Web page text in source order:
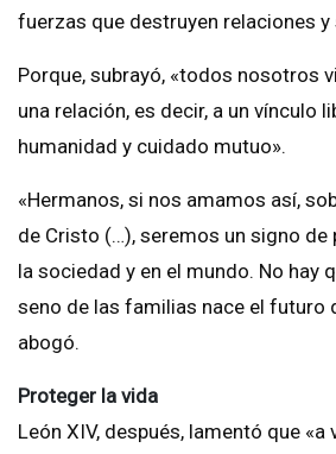
fuerzas que destruyen relaciones y
Porque, subrayó, «todos nosotros
una relación, es decir, a un vínculo
humanidad y cuidado mutuo».
«Hermanos, si nos amamos así,
de Cristo (…), seremos un signo de
la sociedad y en el mundo. No hay
seno de las familias nace el futuro
abogó.
Proteger la vida
León XIV, después, lamentó que «a